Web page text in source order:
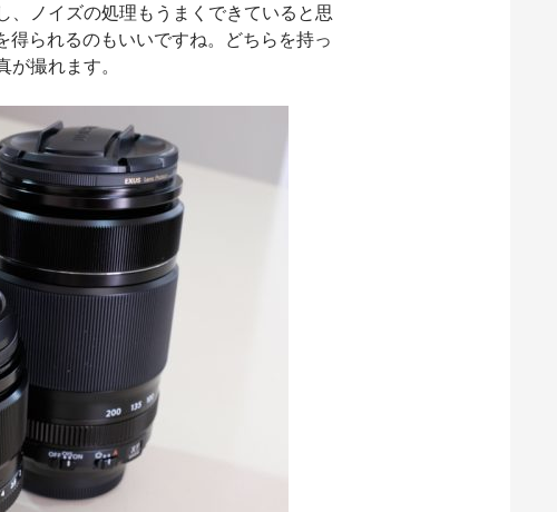
、ノイズの処理もうまくできていると思
得られるのもいいですね。どちらを持っ
撮れます。